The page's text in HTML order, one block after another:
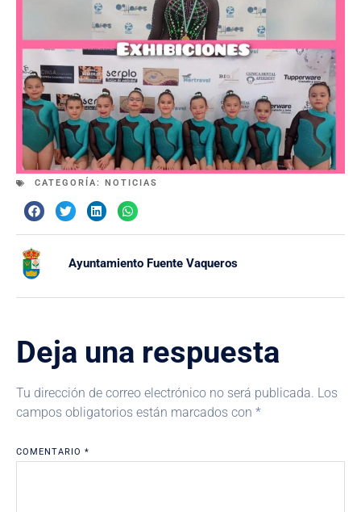
CATEGORÍA: NOTICIAS
Ayuntamiento Fuente Vaqueros
Deja una respuesta
Tu dirección de correo electrónico no será publicada. Los
campos obligatorios están marcados con *
COMENTARIO *